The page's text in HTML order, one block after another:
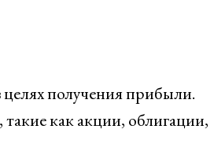
получения прибыли.
как акции, облигации,